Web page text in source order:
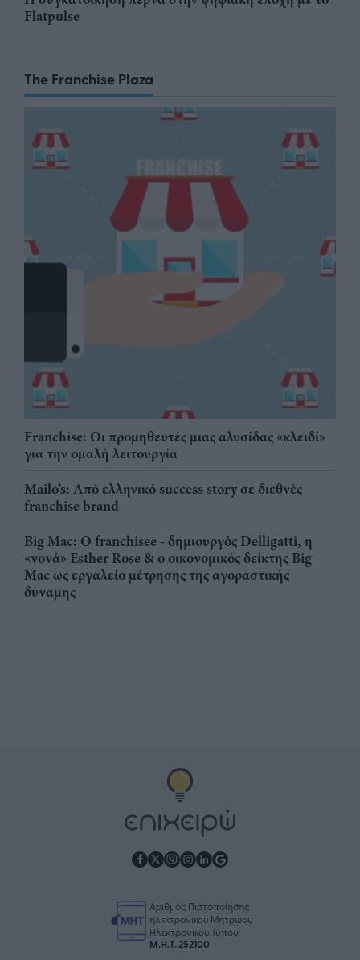
Flatpulse
The Franchise Plaza
Franchise: Οι προμηθευτές μιας αλυσίδας «κλειδί»
για την ομαλή λειτουργία
Mailo’s: Από ελληνικό success story σε διεθνές
franchise brand
Big Mac: Ο franchisee - δημιουργός Delligatti, η
«νονά» Esther Rose & ο οικονομικός δείκτης Big
Mac ως εργαλείο μέτρησης της αγοραστικής
δύναμης
Αριθμός Πιστοποίησης
ηλεκτρονικού Μητρώου
Ηλεκτρονικού Τύπου:
Μ.Η.Τ. 252100